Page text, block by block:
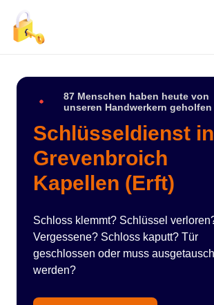
87 Menschen haben heute von
unseren Handwerkern geholfen
Schlüsseldienst in
Grevenbroich
Kapellen (Erft)
Schloss klemmt? Schlüssel
Vergessene? Schloss kaputt? Tür
geschlossen oder muss
werden?